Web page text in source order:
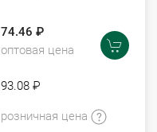
74.46 ₽
оптовая цена
93.08 ₽
розничная цена